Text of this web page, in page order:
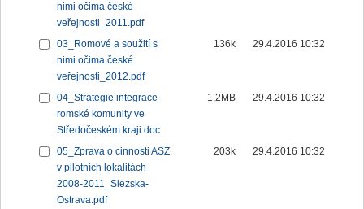
nimi očima české
veřejnosti_2011.pdf
03_Romové a soužití s
nimi očima české
veřejnosti_2012.pdf
136k 29.4.2016 10:32
04_Strategie integrace
romské komunity ve
Středočeském kraji.doc
1,2MB 29.4.2016 10:32
05_Zprava o cinnosti ASZ
v pilotních lokalitách
2008-2011_Slezska-
Ostrava.pdf
203k 29.4.2016 10:32